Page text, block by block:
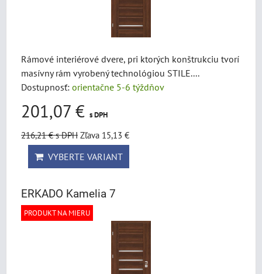
Rámové interiérové dvere, pri ktorých konštrukciu tvorí
masívny rám vyrobený technológiou STILE....
Dostupnosť: orientačne 5-6 týždňov
201,07 € s DPH
216,21 €s DPH Zľava 15,13 €
VYBERTE VARIANT
ERKADO Kamelia 7
PRODUKT NA MIERU